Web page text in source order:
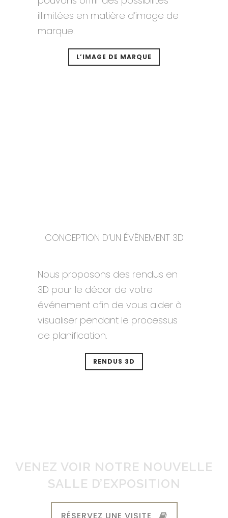
illimitées en matière d’image de
marque.
L’IMAGE DE MARQUE
CONCEPTION D’UN ÉVÉNEMENT 3D
Nous proposons des rendus en
3D pour le décor de votre
événement afin de vous aider à
visualiser pendant le processus
de planification.
RENDUS 3D
VENEZ VOIR NOTRE NOUVELLE
SALLE D’EXPOSITION